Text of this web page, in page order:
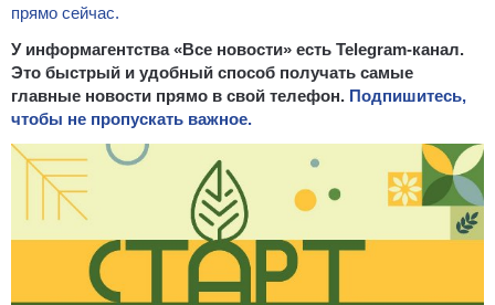
прямо сейчас.
У информагентства «Все новости» есть Telegram-канал.
Это быстрый и удобный способ получать самые
главные новости прямо в свой телефон. Подпишитесь,
чтобы не пропускать важное.